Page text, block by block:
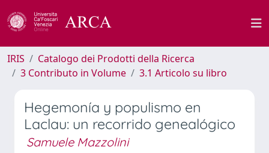
IRIS
Catalogo dei Prodotti della Ricerca
3 Contributo in Volume
3.1 Articolo su libro
Hegemonía y populismo en
Laclau: un recorrido genealógico
Samuele Mazzolini